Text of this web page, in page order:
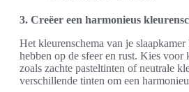
3. Creëer een harmonieus
Het kleurenschema van je
hebben op de sfeer en rust. Kies voor
zoals zachte pasteltinten of neutrale
verschillende tinten om een